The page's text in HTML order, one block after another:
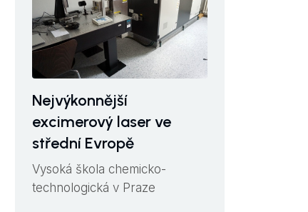
Nejvýkonnější
excimerový laser ve
střední Evropě
Vysoká škola chemicko-
technologická v Praze